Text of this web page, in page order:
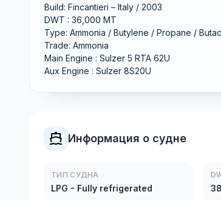
Build: Fincantieri – Italy / 2003
DWT : 36,000 MT
Type: Ammonia / Butylene / Propane /
Trade: Ammonia
Main Engine : Sulzer 5 RTA 62U
Aux Engine : Sulzer 8S20U
Информация о судне
ТИП СУДНА
LPG - Fully refrigerated